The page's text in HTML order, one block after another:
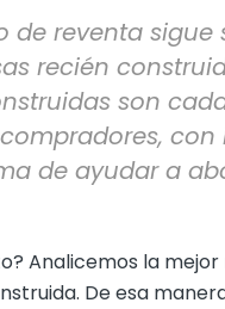
de reventa
recién
son
de ayudar a
Analicemos la
De esa